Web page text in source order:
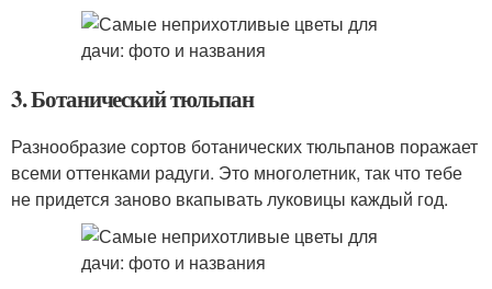
3. Ботанический тюльпан
Разнообразие сортов ботанических тюльпанов поражает
всеми оттенками радуги. Это многолетник, так что тебе
не придется заново вкапывать луковицы каждый год.